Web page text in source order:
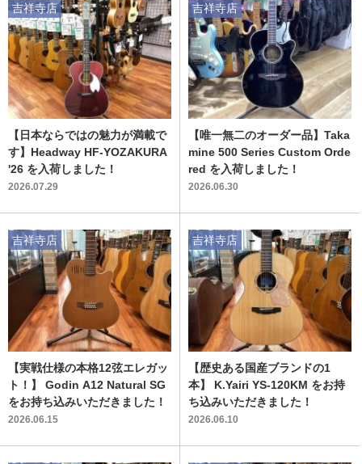
【日本ならではの魅力が満載で
す】Headway HF-YOZAKURA
'26 を入荷しました！
2026.07.29
吉祥寺店
【唯一無二のオーダー品】Taka
mine 500 Series Custom Orde
red を入荷しました！
2026.06.30
吉祥寺店
【実戦仕様の本格12弦エレガッ
ト！】 Godin A12 Natural SG
をお持ち込みいただきました！
2026.06.15
吉祥寺店
【歴史ある国産ブランドの1
本】 K.Yairi YS-120KM をお持
ち込みいただきました！
2026.06.10
吉祥寺店